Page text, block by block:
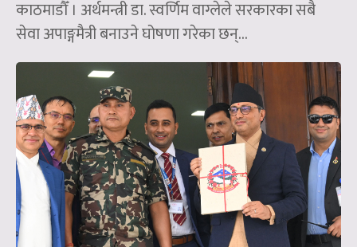
काठमाडौँ । अर्थमन्त्री डा. स्वर्णिम वाग्लेले सरकारका सबै
सेवा अपाङ्गमैत्री बनाउने घोषणा गरेका छन्‌...